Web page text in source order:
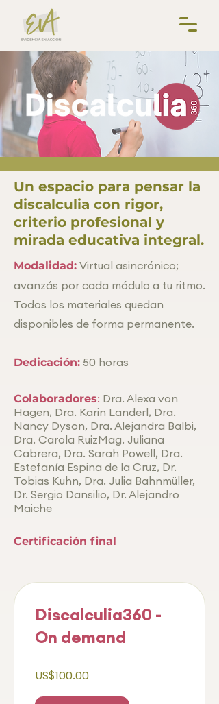
Un espacio para pensar la
discalculia con rigor,
criterio profesional y
mirada educativa integral.
Modalidad: Virtual asincrónico;
avanzás por cada módulo a tu ritmo.
Todos los materiales quedan
disponibles de forma permanente.
Dedicación: 50 horas
Colaboradores:​ Dra. Alexa von
Hagen, Dra. Karin Landerl, Dra.
Nancy Dyson, Dra. Alejandra Balbi,
Dra. Carola RuizMag. Juliana
Cabrera, Dra. Sarah Powell, Dra.
Estefanía Espina de la Cruz, Dr.
Tobias Kuhn, Dra. Julia Bahnmüller,
Dr. Sergio Dansilio, Dr. Alejandro
Maiche
Certificación final
Discalculia360 -
On demand
US$100.00